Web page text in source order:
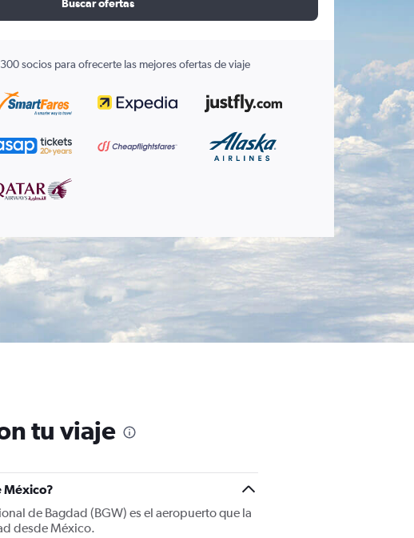
Buscar ofertas
socios para ofrecerte las mejores ofertas de viaje
tu viaje
México?
de Bagdad (BGW) es el aeropuerto que la
desde México.